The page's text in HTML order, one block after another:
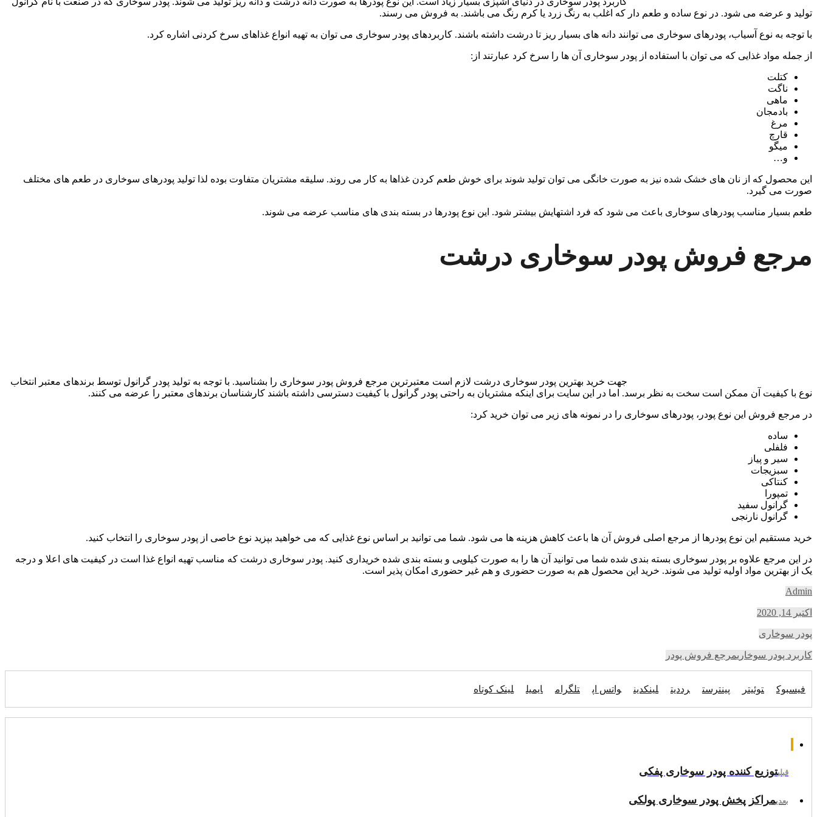
تولید و عرضه می شود. در نوع ساده و طعم دار که اغلب به رنگ زرد یا کرم رنگ می باشند. به فروش می رسند.
با توجه به نوع آسیاب، پودرهای سوخاری می توانند دانه های بسیار ریز تا درشت داشته باشند. کاربردهای پودر سوخاری می توان به تهیه انواع غذاهای سرخ کردنی اشاره کرد.
از جمله مواد غذایی که می توان با استفاده از پودر سوخاری آن ها را سرخ کرد عبارتند از:
کتلت
ناگت
ماهی
بادمجان
مرغ
قارچ
میگو
و…
این محصول که از نان های خشک شده نیز به صورت خانگی می توان تولید شوند برای خوش طعم کردن غذاها به کار می روند. سلیقه مشتریان متفاوت بوده لذا تولید پودرهای سوخاری در طعم های مختلف
صورت می گیرد.
طعم بسیار مناسب پودرهای سوخاری باعث می شود که فرد اشتهایش بیشتر شود. این نوع پودرها در بسته بندی های مناسب عرضه می شوند.
مرجع فروش پودر سوخاری درشت
جهت خرید بهترین پودر سوخاری درشت لازم است معتبرترین مرجع فروش پودر سوخاری را بشناسید. با توجه به تولید پودر گرانول توسط برندهای معتبر انتخاب
نوع با کیفیت آن ممکن است سخت به نظر برسد. اما در این سایت برای اینکه مشتریان به راحتی پودر گرانول با کیفیت دسترسی داشته باشند کارشناسان برندهای معتبر را عرضه می کنند.
در مرجع فروش این نوع پودر، پودرهای سوخاری را در نمونه های زیر می توان خرید کرد:
ساده
فلفلی
سیر و پیاز
سبزیجات
کنتاکی
تمپورا
گرانول سفید
گرانول نارنجی
خرید مستقیم این نوع پودرها از مرجع اصلی فروش آن ها باعث کاهش هزینه ها می شود. شما می توانید بر اساس نوع غذایی که می خواهید بپزید نوع خاصی از پودر سوخاری را انتخاب کنید.
در این مرجع علاوه بر پودر سوخاری بسته بندی شده شما می توانید آن ها را به صورت کیلویی و بسته بندی شده خریداری کنید. پودر سوخاری درشت که مناسب تهیه انواع غذا است در کیفیت های اعلا و درجه
یک از بهترین مواد اولیه تولید می شوند. خرید این محصول هم به صورت حضوری و هم غیر حضوری امکان پذیر است.
Admin
اکتبر 14, 2020
پودر سوخاری
کاربرد پودر سوخاریمرجع فروش پودر
فیسبوک توئیتر پینترست رددیت لینکدین واتس اپ تلگرام ایمیل لینک کوتاه
قبلیتوزیع کننده پودر سوخاری پفکی
بعدیمراکز پخش پودر سوخاری پولکی